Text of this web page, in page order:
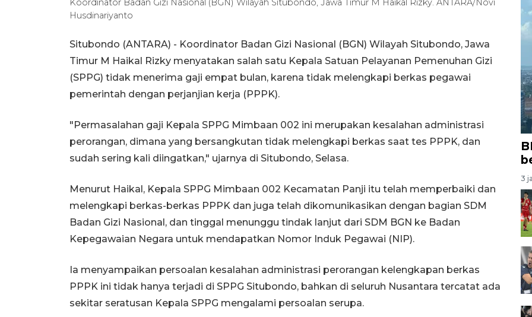
Koordinator Badan Gizi Nasional (BGN) Wilayah Situbondo, Jawa Timur M Haikal Rizky. ANTARA/Novi
Husdinariyanto
Situbondo (ANTARA) - Koordinator Badan Gizi Nasional (BGN) Wilayah Situbondo, Jawa
Timur M Haikal Rizky menyatakan salah satu Kepala Satuan Pelayanan Pemenuhan Gizi
(SPPG) tidak menerima gaji empat bulan, karena tidak melengkapi berkas pegawai
pemerintah dengan perjanjian kerja (PPPK).
"Permasalahan gaji Kepala SPPG Mimbaan 002 ini merupakan kesalahan administrasi
perorangan, dimana yang bersangkutan tidak melengkapi berkas saat tes PPPK, dan
sudah sering kali diingatkan," ujarnya di Situbondo, Selasa.
Menurut Haikal, Kepala SPPG Mimbaan 002 Kecamatan Panji itu telah memperbaiki dan
melengkapi berkas-berkas PPPK dan juga telah dikomunikasikan dengan bagian SDM
Badan Gizi Nasional, dan tinggal menunggu tindak lanjut dari SDM BGN ke Badan
Kepegawaian Negara untuk mendapatkan Nomor Induk Pegawai (NIP).
Ia menyampaikan persoalan kesalahan administrasi perorangan kelengkapan berkas
PPPK ini tidak hanya terjadi di SPPG Situbondo, bahkan di seluruh Nusantara tercatat ada
sekitar seratusan Kepala SPPG mengalami persoalan serupa.
3